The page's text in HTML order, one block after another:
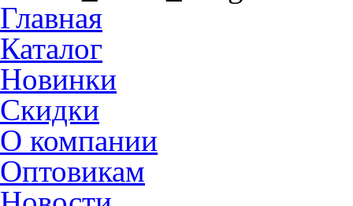
Главная
Каталог
Новинки
Скидки
О компании
Оптовикам